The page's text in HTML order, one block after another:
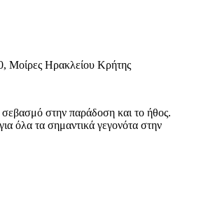
Μοίρες Ηρακλείου Κρήτης
σεβασμό στην παράδοση και το ήθος.
όλα τα σημαντικά γεγονότα στην